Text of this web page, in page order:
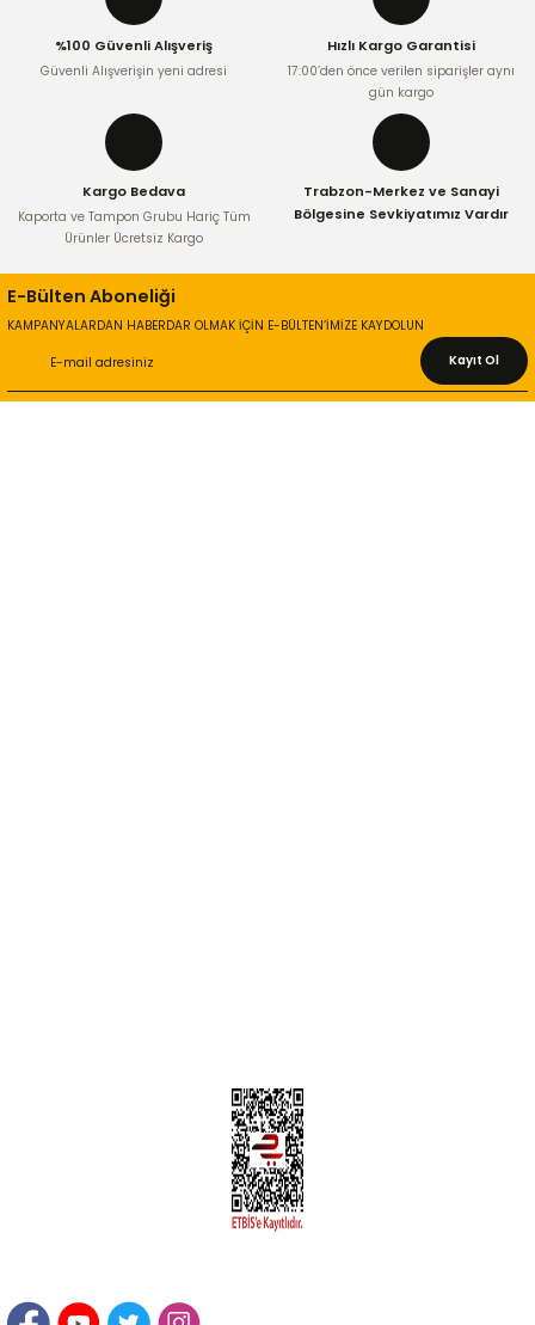
%100 Güvenli Alışveriş
Güvenli Alışverişin yeni adresi
Hızlı Kargo Garantisi
17:00’den önce verilen siparişler aynı
gün kargo
Kargo Bedava
Kaporta ve Tampon Grubu Hariç Tüm
Ürünler Ücretsiz Kargo
Trabzon-Merkez ve Sanayi
Bölgesine Sevkiyatımız Vardır
E-Bülten Aboneliği
KAMPANYALARDAN HABERDAR OLMAK İÇİN E-BÜLTEN’İMİZE KAYDOLUN
Kayıt Ol